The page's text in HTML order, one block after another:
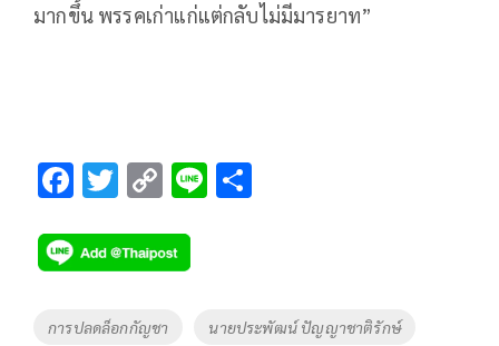
มากขึ้น พรรคเก่าแก่แต่กลับไม่มีมารยาท”
F
e
b
o
T
tt
er
C
p
y
Li
Li
Tags
การปลดล็อกกัญชา นายประพัฒน์ ปัญญาชาติรักษ์